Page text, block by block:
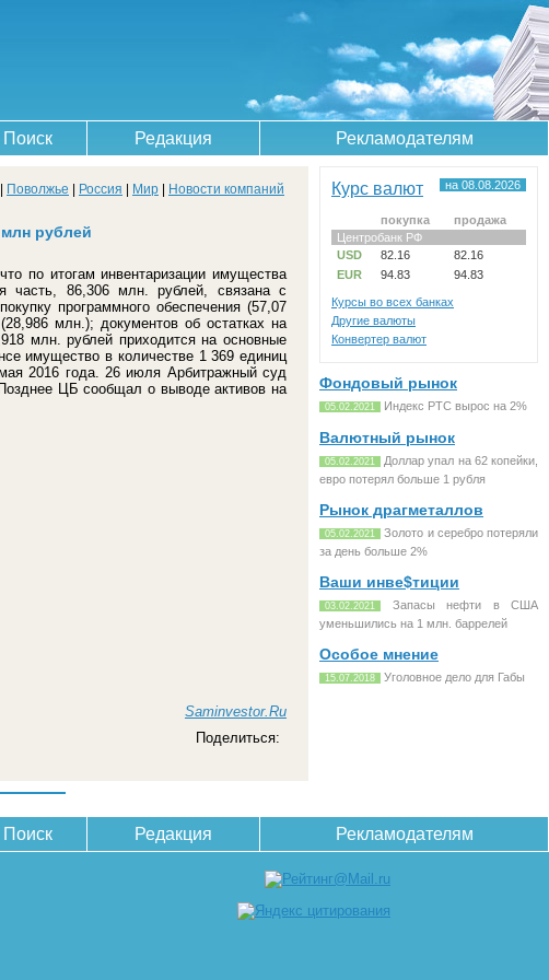
Поиск Редакция Рекламодателям
| Поволжье | Россия | Мир | Новости компаний
рублей
по итогам инвентаризации имущества
часть, 86,306 млн. рублей, связана с
программного обеспечения (57,07
млн.); документов об остатках на
млн. рублей приходится на основные
имущество в количестве 1 369 единиц
2016 года. 26 июля Арбитражный суд
ЦБ сообщал о выводе активов на
Saminvestor.Ru
Поделиться:
Курс валют на 08.08.2026
покупка
продажа
Центробанк РФ
USD
82.16
82.16
EUR
94.83 94.83
Курсы во всех банках
Другие валюты
Конвертер валют
Фондовый рынок
05.02.2021 Индекс РТС вырос на 2%
Валютный рынок
05.02.2021
Доллар упал на 62 копейки,
евро потерял больше 1 рубля
Рынок драгметаллов
05.02.2021
Золото и серебро потеряли
за день больше 2%
Ваши инве$тиции
03.02.2021
Запасы нефти в США
уменьшились на 1 млн. баррелей
Особое мнение
15.07.2018 Уголовное дело для Габы
Поиск Редакция Рекламодателям